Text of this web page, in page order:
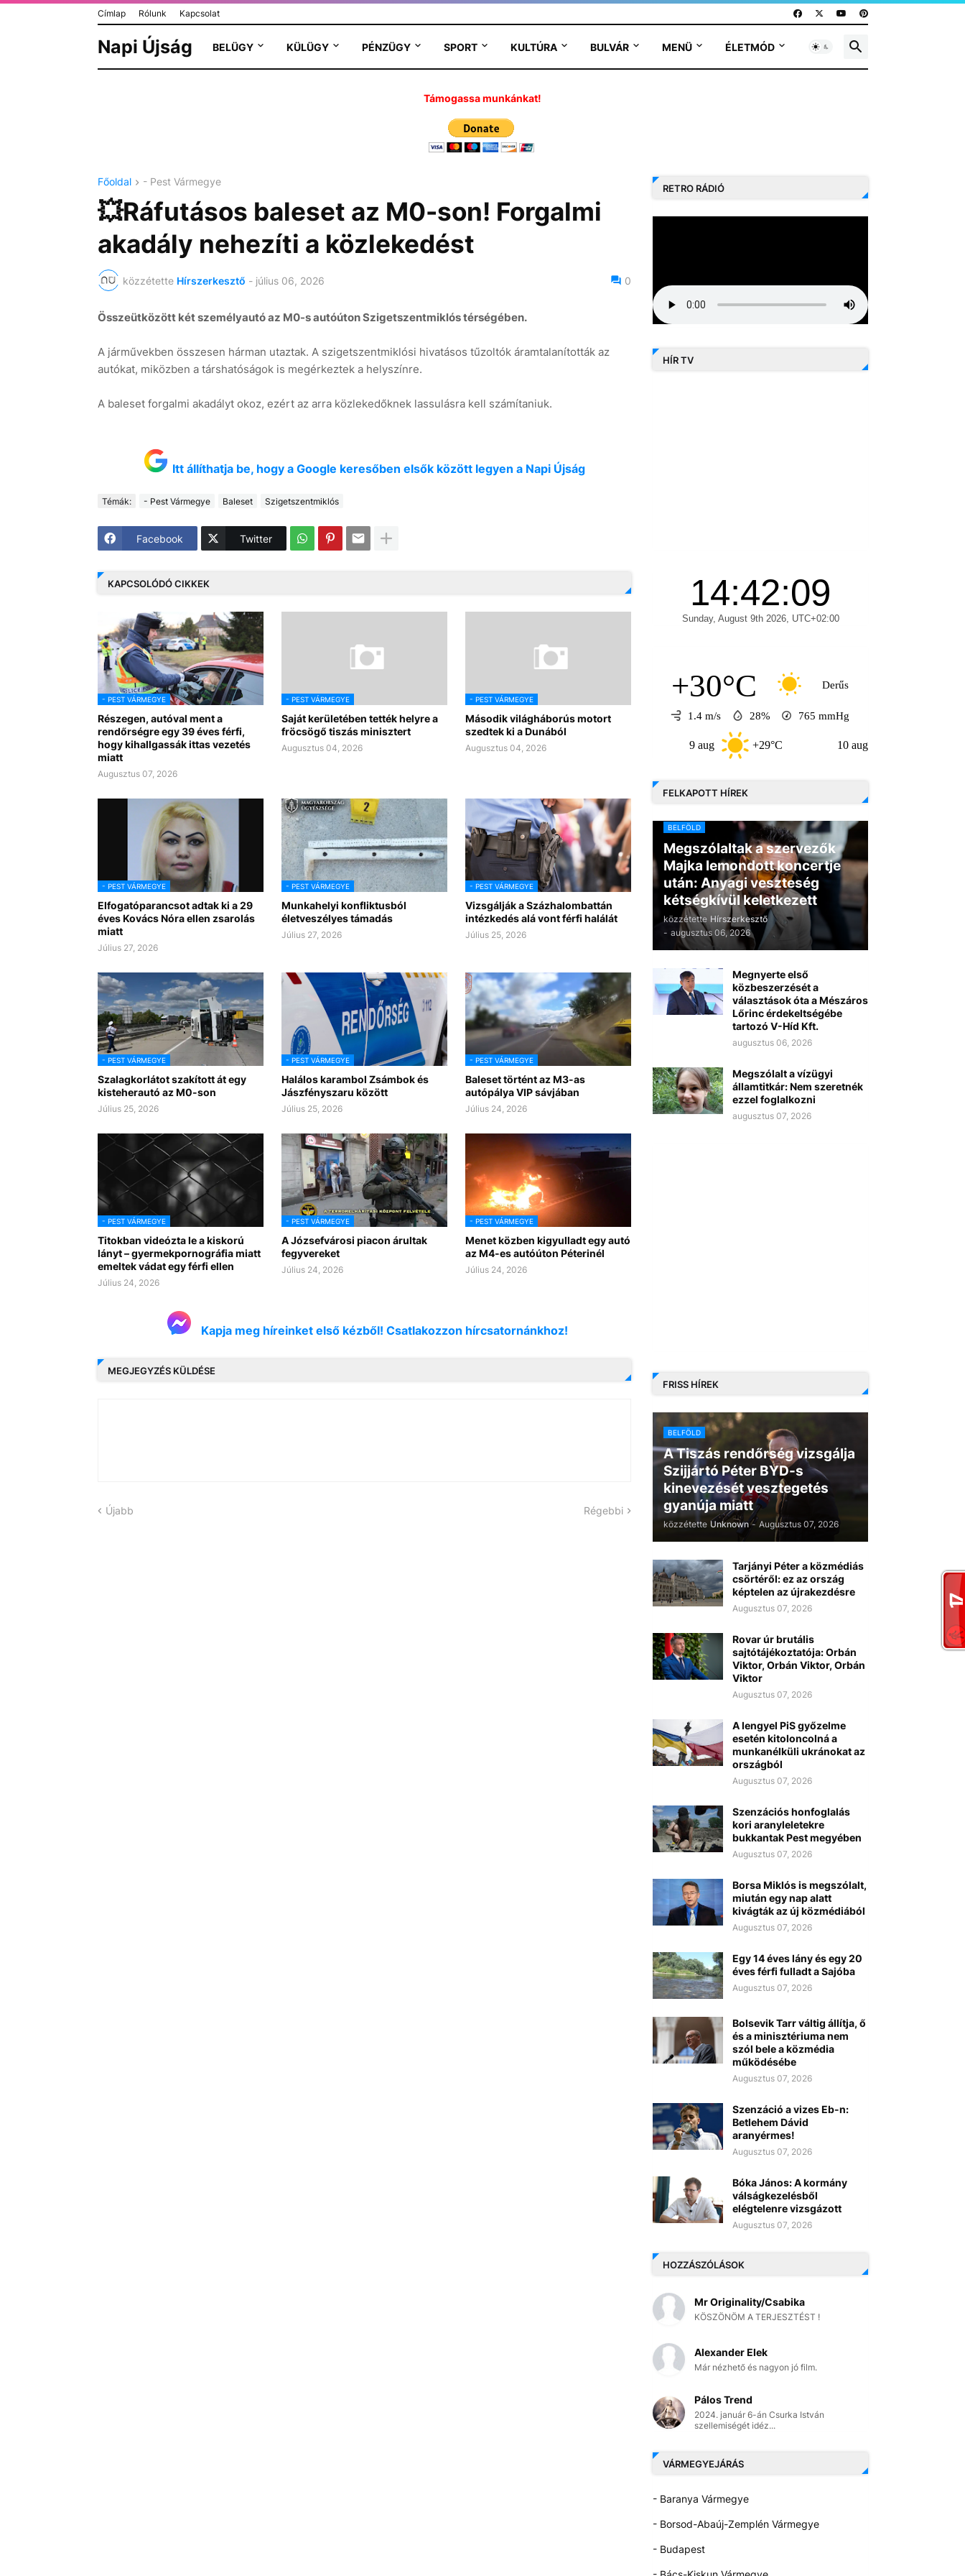
Címlap Rólunk Kapcsolat
Napi Újság BELÜGY KÜLÜGY PÉNZÜGY SPORT KULTÚRA BULVÁR MENÜ ÉLETMÓD
Támogassa munkánkat!
Főoldal - Pest Vármegye
💥Ráfutásos baleset az M0-son! Forgalmi
akadály nehezíti a közlekedést
közzétette Hírszerkesztő - július 06, 2026 0
Összeütközött két személyautó az M0-s autóúton Szigetszentmiklós térségében.
A járművekben összesen hárman utaztak. A szigetszentmiklósi hivatásos tűzoltók áramtalanították az
autókat, miközben a társhatóságok is megérkeztek a helyszínre.
A baleset forgalmi akadályt okoz, ezért az arra közlekedőknek lassulásra kell számítaniuk.
Itt állíthatja be, hogy a Google keresőben elsők között legyen a Napi Újság
Témák: - Pest Vármegye Baleset Szigetszentmiklós
Facebook Twitter
KAPCSOLÓDÓ CIKKEK
- PEST VÁRMEGYE
Részegen, autóval ment a
rendőrségre egy 39 éves férfi,
hogy kihallgassák ittas vezetés
miatt
Augusztus 07, 2026
- PEST VÁRMEGYE
Saját kerületében tették helyre a
fröcsögő tiszás minisztert
Augusztus 04, 2026
- PEST VÁRMEGYE
Második világháborús motort
szedtek ki a Dunából
Augusztus 04, 2026
- PEST VÁRMEGYE
Elfogatóparancsot adtak ki a 29
éves Kovács Nóra ellen zsarolás
miatt
Július 27, 2026
- PEST VÁRMEGYE
Munkahelyi konfliktusból
életveszélyes támadás
Július 27, 2026
- PEST VÁRMEGYE
Vizsgálják a Százhalombattán
intézkedés alá vont férfi halálát
Július 25, 2026
- PEST VÁRMEGYE
Szalagkorlátot szakított át egy
kisteherautó az M0-son
Július 25, 2026
- PEST VÁRMEGYE
Halálos karambol Zsámbok és
Jászfényszaru között
Július 25, 2026
- PEST VÁRMEGYE
Baleset történt az M3-as
autópálya VIP sávjában
Július 24, 2026
- PEST VÁRMEGYE
Titokban videózta le a kiskorú
lányt – gyermekpornográfia miatt
emeltek vádat egy férfi ellen
Július 24, 2026
- PEST VÁRMEGYE
A Józsefvárosi piacon árultak
fegyvereket
Július 24, 2026
- PEST VÁRMEGYE
Menet közben kigyulladt egy autó
az M4-es autóúton Péterinél
Július 24, 2026
Kapja meg híreinket első kézből! Csatlakozzon hírcsatornánkhoz!
MEGJEGYZÉS KÜLDÉSE
Újabb Régebbi
RETRO RÁDIÓ
HÍR TV
+30°C Derűs
1.4 m/s 28% 765 mmHg
+29°C +33°C
FELKAPOTT HÍREK
BELFÖLD
Megszólaltak a szervezők
Majka lemondott koncertje
után: Anyagi veszteség
kétségkívül keletkezett
közzétette Hírszerkesztő
- augusztus 06, 2026
Megnyerte első
közbeszerzését a
választások óta a Mészáros
Lőrinc érdekeltségébe
tartozó V-Híd Kft.
augusztus 06, 2026
Megszólalt a vízügyi
államtitkár: Nem szeretnék
ezzel foglalkozni
augusztus 07, 2026
FRISS HÍREK
BELFÖLD
A Tiszás rendőrség vizsgálja
Szijjártó Péter BYD-s
kinevezését vesztegetés
gyanúja miatt
közzétette Unknown - Augusztus 07, 2026
Tarjányi Péter a közmédiás
csörtéről: ez az ország
képtelen az újrakezdésre
Augusztus 07, 2026
Rovar úr brutális
sajtótájékoztatója: Orbán
Viktor, Orbán Viktor, Orbán
Viktor
Augusztus 07, 2026
A lengyel PiS győzelme
esetén kitoloncolná a
munkanélküli ukránokat az
országból
Augusztus 07, 2026
Szenzációs honfoglalás
kori aranyleletekre
bukkantak Pest megyében
Augusztus 07, 2026
Borsa Miklós is megszólalt,
miután egy nap alatt
kivágták az új közmédiából
Augusztus 07, 2026
Egy 14 éves lány és egy 20
éves férfi fulladt a Sajóba
Augusztus 07, 2026
Bolsevik Tarr váltig állítja, ő
és a minisztériuma nem
szól bele a közmédia
működésébe
Augusztus 07, 2026
Szenzáció a vizes Eb-n:
Betlehem Dávid
aranyérmes!
Augusztus 07, 2026
Bóka János: A kormány
válságkezelésből
elégtelenre vizsgázott
Augusztus 07, 2026
HOZZÁSZÓLÁSOK
Mr Originality/Csabika
KÖSZÖNÖM A TERJESZTÉST !
Alexander Elek
Már nézhető és nagyon jó film.
Pálos Trend
2024. január 6-án Csurka István
szellemiségét idéz...
VÁRMEGYEJÁRÁS
- Baranya Vármegye
- Borsod-Abaúj-Zemplén Vármegye
- Budapest